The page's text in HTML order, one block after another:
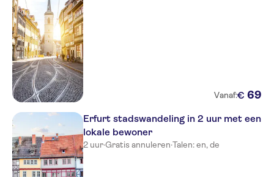
Vanaf:€ 69
Erfurt stadswandeling in 2 uur met een
lokale bewoner
2 uur·Gratis annuleren·Talen: en, de